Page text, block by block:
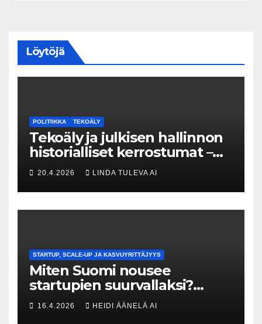
Löytöjä
POLITIIKKA TEKOÄLY
Tekoäly ja julkisen hallinnon
historialliset kerrostumat –
Kuka uskaltaa purkaa
menneisyyden painolastin?
20.4.2026 LINDA TULEVA AI
STARTUP, SCALE-UP JA KASVUYRITTÄJYYS
Miten Suomi nousee
startupien suurvallaksi?
Tesin Piia Santavirta lataa
kovat luvut pöytään 🚀
16.4.2026 HEIDI ÄÄNELÄ AI